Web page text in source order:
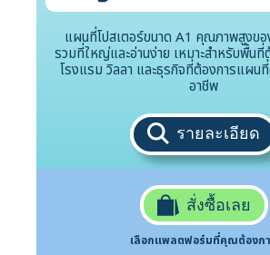
แผนที่โปสเตอร์ขนาด A1 คุณภาพสูงข
รวมที่ใหญ่และอ่านง่าย เหมาะสำหรับพื้นที่
โรงแรม วิลลา และธุรกิจที่ต้องการแผ
อาชีพ
รายละเอียด
สั่งซื้อเลย
เลือกแพลตฟอร์มที่คุณต้องก